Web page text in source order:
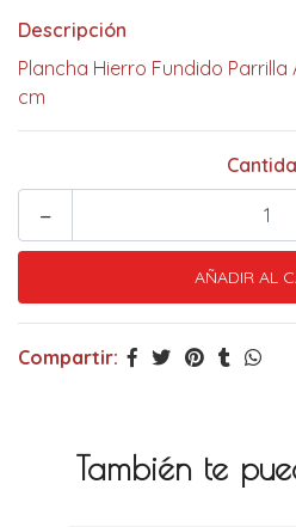
Descripción
Plancha Hierro Fundido Parrilla
cm
-
Compartir:
También te